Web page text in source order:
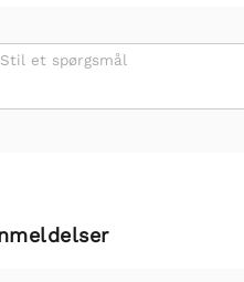
Stil et spørgsmål